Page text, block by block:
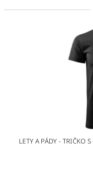
LETY A PÁDY - TRIČKO